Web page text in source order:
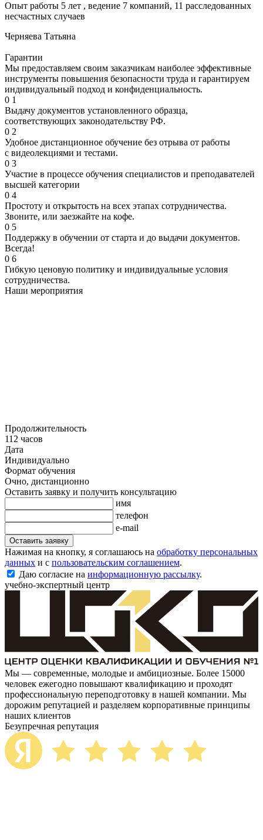
Опыт работы 5 лет , ведение 7 компаний, 11 расследованных
несчастных случаев
Черняева Татьяна
Гарантии
Мы предоставляем своим заказчикам наиболее эффективные
инструменты повышения безопасности труда и гарантируем
индивидуальный подход и конфиденциальность.
0 1
Выдачу документов установленного образца,
соответствующих законодательству РФ.
0 2
Удобное дистанционное обучение без отрыва от работы
с видеолекциями и тестами.
0 3
Участие в процессе обучения специалистов и преподавателей
высшей категории
0 4
Простоту и открытость на всех этапах сотрудничества.
Звоните, или заезжайте на кофе.
0 5
Поддержку в обучении от старта и до выдачи документов.
Всегда!
0 6
Гибкую ценовую политику и индивидуальные условия
сотрудничества.
Наши мероприятия
Продолжительность
112 часов
Дата
Индивидуально
Формат обучения
Очно, дистанционно
Оставить заявку и получить консультацию
имя
телефон
e-mail
Оставить заявку
Нажимая на кнопку, я соглашаюсь на обработку персональных
данных и с пользовательским соглашением.
Даю согласие на информационную рассылку.
учебно-экспертный центр
Мы — современные, молодые и амбициозные. Более 15000
человек ежегодно повышают квалификацию и проходят
профессиональную переподготовку в нашей компании. Мы
дорожим репутацией и разделяем корпоративные принципы
наших клиентов
Безупречная репутация